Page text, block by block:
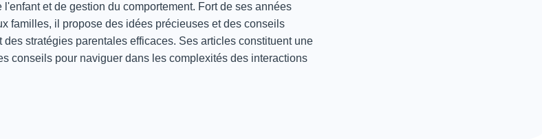
et de gestion du comportement. Fort de ses années
familles, il propose des idées précieuses et des conseils
stratégies parentales efficaces. Ses articles constituent une
conseils pour naviguer dans les complexités des interactions